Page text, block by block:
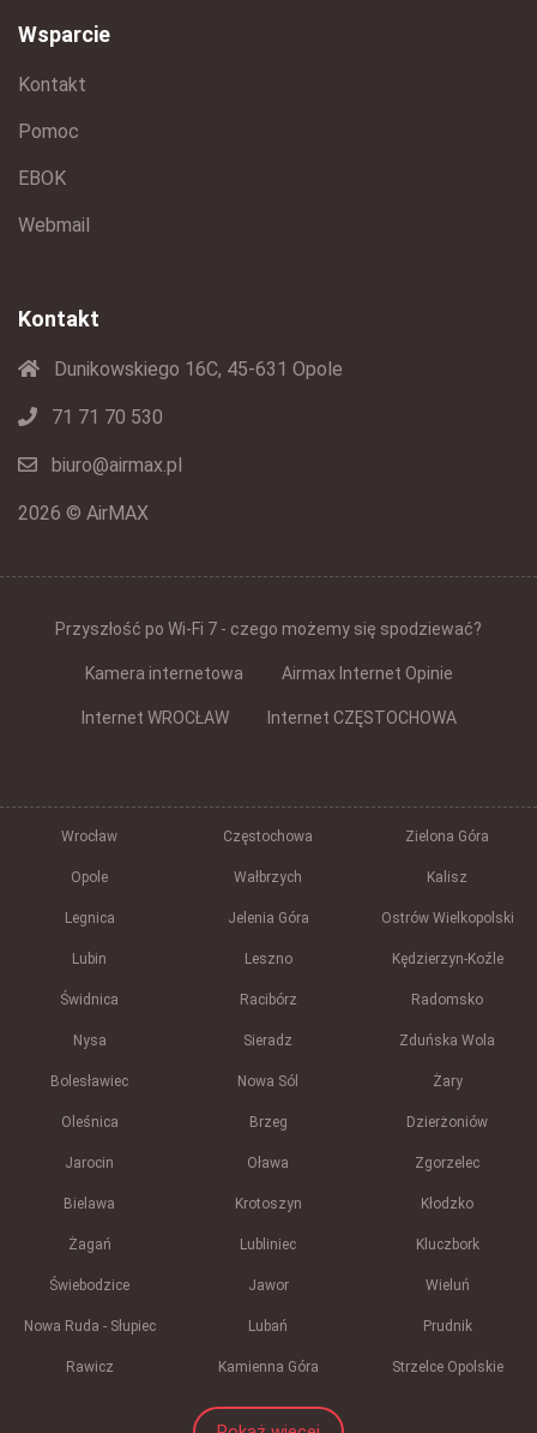
Wsparcie
Kontakt
Pomoc
EBOK
Webmail
Kontakt
Dunikowskiego 16C, 45-631 Opole
71 71 70 530
biuro@airmax.pl
2026 © AirMAX
Przyszłość po Wi-Fi 7 - czego możemy się spodziewać?
Kamera internetowa Airmax Internet Opinie
Internet WROCŁAW Internet CZĘSTOCHOWA
Wrocław Częstochowa Zielona Góra
Opole Wałbrzych Kalisz
Legnica Jelenia Góra Ostrów Wielkopolski
Lubin Leszno Kędzierzyn-Koźle
Świdnica Racibórz Radomsko
Nysa Sieradz Zduńska Wola
Bolesławiec Nowa Sól Żary
Oleśnica Brzeg Dzierżoniów
Jarocin Oława Zgorzelec
Bielawa Krotoszyn Kłodzko
Żagań Lubliniec Kluczbork
Świebodzice Jawor Wieluń
Nowa Ruda - Słupiec Lubań Prudnik
Rawicz Kamienna Góra Strzelce Opolskie